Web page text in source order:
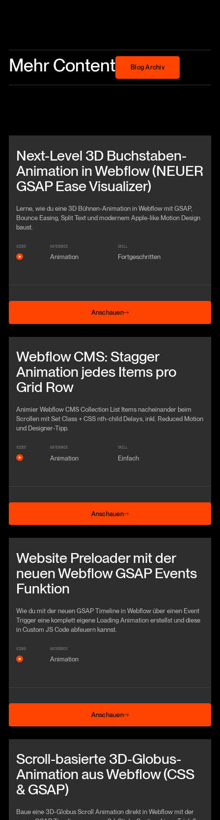
Mehr Content Blog Archiv
Blog Archiv
Next-Level 3D Buchstaben-
Animation in Webflow (NEUER
GSAP Ease Visualizer)
Lerne, wie du eine 3D Bühnen-Animation in Webflow mit GSAP,
Bounce Easing, Split Text und modernem Apple-like Motion Design
baust.
VIDEO KATEGORIE
Animation
SKILL
Fortgeschritten
Anschauen
Anschauen
Webflow CMS: Stagger
Animation jedes Items pro
Grid Row
Animier Webflow CMS Collection List Items nacheinander beim
Scrollen mit Set Class + CSS nth-child Delays, inkl. Reduced Motion
und Designer-Tipp.
VIDEO KATEGORIE
Animation
SKILL
Einfach
Anschauen
Anschauen
Website Preloader mit der
neuen Webflow GSAP Events
Funktion
Wie du mit der neuen GSAP Timeline in Webflow über einen Event
Trigger eine komplett eigene Loading Animation erstellst und diese
in Custom JS Code abfeuern kannst.
VIDEO KATEGORIE
Animation
Anschauen
Anschauen
Scroll-basierte 3D-Globus-
Animation aus Webflow (CSS
& GSAP)
Baue eine 3D-Globus Scroll Animation direkt in Webflow mit der